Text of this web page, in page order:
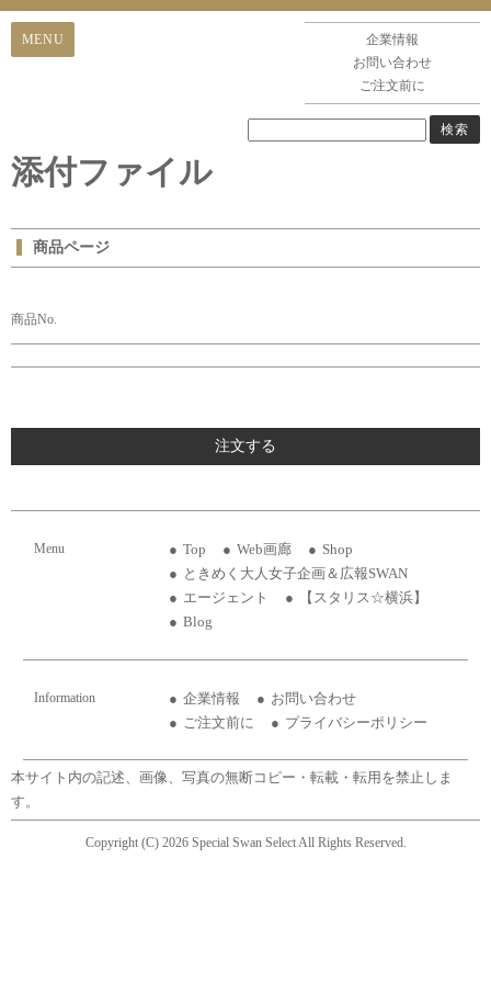
企業情報
お問い合わせ
ご注文前に
添付ファイル
商品ページ
商品No.
注文する
Menu Top Web画廊
Shop
ときめく大人女子企画＆広報SWAN
エージェント
【スタリス☆横浜】
Blog
Information 企業情報
お問い合わせ
ご注文前に
プライバシーポリシー
本サイト内の記述、画像、写真の無断コピー・転載・転用を禁止しま
す。
Copyright (C) 2026 Special Swan Select All Rights Reserved.